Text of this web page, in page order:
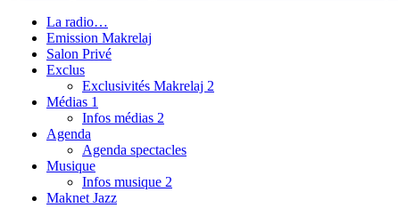
La radio…
Emission Makrelaj
Salon Privé
Exclus
Exclusivités Makrelaj 2
Médias 1
Infos médias 2
Agenda
Agenda spectacles
Musique
Infos musique 2
Maknet Jazz